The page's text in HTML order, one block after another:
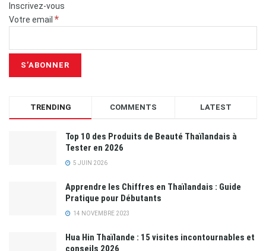
Inscrivez-vous
Votre email *
TRENDING COMMENTS LATEST
Top 10 des Produits de Beauté Thaïlandais à
Tester en 2026
5 JUIN 2026
Apprendre les Chiffres en Thaïlandais : Guide
Pratique pour Débutants
14 NOVEMBRE 2023
Hua Hin Thaïlande : 15 visites incontournables et
conseils 2026